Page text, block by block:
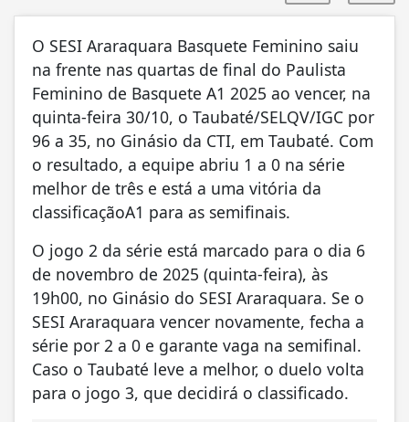
O SESI Araraquara Basquete Feminino saiu
na frente nas quartas de final do Paulista
Feminino de Basquete A1 2025 ao vencer, na
quinta-feira 30/10, o Taubaté/SELQV/IGC por
96 a 35, no Ginásio da CTI, em Taubaté. Com
o resultado, a equipe abriu 1 a 0 na série
melhor de três e está a uma vitória da
classificaçãoA1 para as semifinais.
O jogo 2 da série está marcado para o dia 6
de novembro de 2025 (quinta-feira), às
19h00, no Ginásio do SESI Araraquara. Se o
SESI Araraquara vencer novamente, fecha a
série por 2 a 0 e garante vaga na semifinal.
Caso o Taubaté leve a melhor, o duelo volta
para o jogo 3, que decidirá o classificado.